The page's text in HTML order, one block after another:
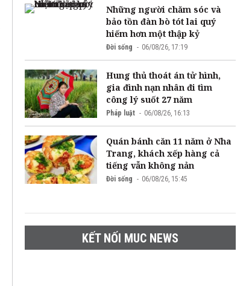
Những người chăm sóc và
bảo tồn đàn bò tót lai quý
hiếm hơn một thập kỷ
Đời sống 06/08/26, 17:19
Hung thủ thoát án tử hình,
gia đình nạn nhân đi tìm
công lý suốt 27 năm
Pháp luật 06/08/26, 16:13
Quán bánh căn 11 năm ở Nha
Trang, khách xếp hàng cả
tiếng vẫn không nản
Đời sống 06/08/26, 15:45
KẾT NỐI MUC NEWS